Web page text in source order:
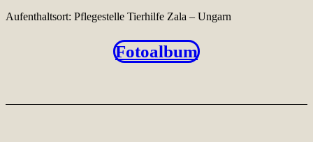
Aufenthaltsort: Pflegestelle Tierhilfe Zala – Ungarn
Fotoalbum